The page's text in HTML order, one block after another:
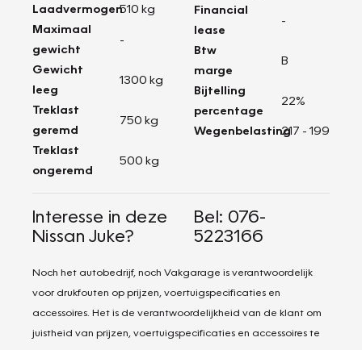
Laadvermogen510 kg
Maximaal
gewicht
-
Gewicht
leeg
1300 kg
Treklast
geremd
750 kg
Treklast
ongeremd
500 kg
Financial
lease
-
Btw
marge
B
Bijtelling
percentage
22%
Wegenbelasting217 - 199
Interesse in deze
Nissan Juke?
Bel: 076-
5223166
Noch het autobedrijf, noch Vakgarage is verantwoordelijk
voor drukfouten op prijzen, voertuigspecificaties en
accessoires. Het is de verantwoordelijkheid van de klant om
juistheid van prijzen, voertuigspecificaties en accessoires te